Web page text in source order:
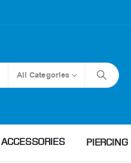
All Categories
ACCESSORIES PIERCING